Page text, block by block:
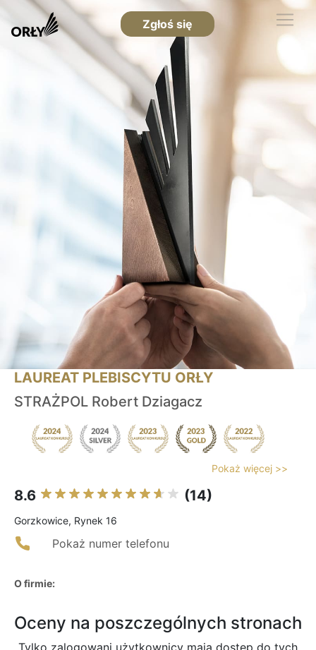
Zgłoś się
LAUREAT PLEBISCYTU ORŁY
STRAŻPOL Robert Dziagacz
Pokaż więcej >>
8.6 (14)
Gorzkowice, Rynek 16
Pokaż numer telefonu
O firmie:
Oceny na poszczególnych stronach